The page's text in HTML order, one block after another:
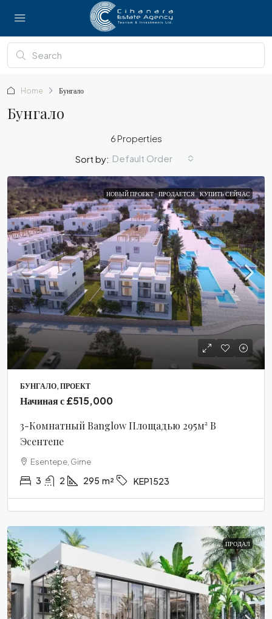
Home Бунгало
Бунгало
6 Properties
Sort by: Default Order
НОВЫЙ ПРОЕКТ ПРОДАЕТСЯ КУПИТЬ СЕЙЧАС
БУНГАЛО, ПРОЕКТ
Начиная с£515,000
3-Комнатный Banglow Площадью 295м² В
Эсентепе
Esentepe, Girne
3 2 295 m² KEP1523
ПРОДАЛ